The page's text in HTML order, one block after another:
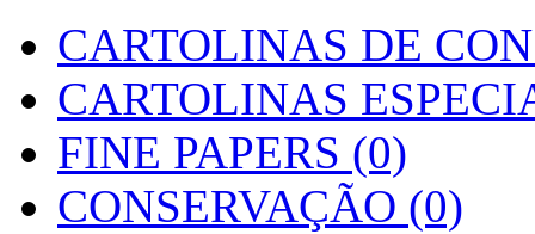
CARTOLINAS DE
CARTOLINAS
FINE PAPERS (0)
CONSERVAÇÃO (0)